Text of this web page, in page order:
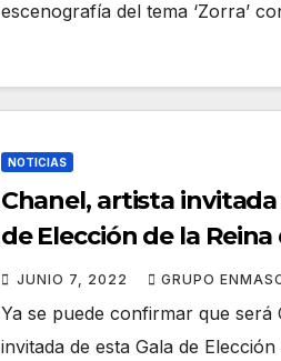
escenografía del tema ‘Zorra’
NOTICIAS
Chanel, artista invitada
de Elección de la Reina
Carnaval
JUNIO 7, 2022 GRUPO
Ya se puede confirmar que será
invitada de esta Gala de